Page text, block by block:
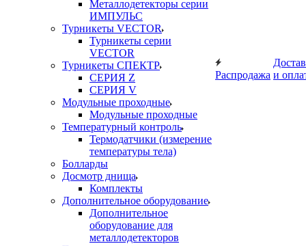
Металлодетекторы серии
ИМПУЛЬС
Турникеты VECTOR
Турникеты серии
VECTOR
Турникеты СПЕКТР
СЕРИЯ Z
СЕРИЯ V
Модульные проходные
Модульные проходные
Температурный контроль
Термодатчики (измерение
температуры тела)
Болларды
Досмотр днища
Комплекты
Дополнительное оборудование
Дополнительное
оборудование для
металлодетекторов
Распродажа и